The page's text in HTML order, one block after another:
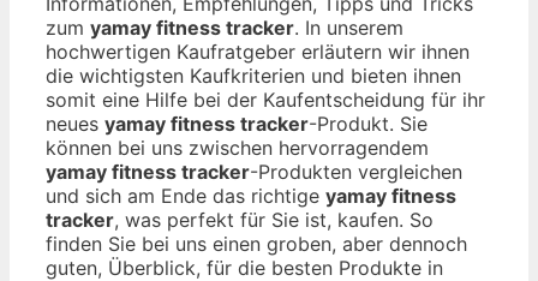
zum yamay fitness tracker. In unserem
hochwertigen Kaufratgeber erläutern wir ihnen
die wichtigsten Kaufkriterien und bieten ihnen
somit eine Hilfe bei der Kaufentscheidung für ihr
neues yamay fitness tracker-Produkt. Sie
können bei uns zwischen hervorragendem
yamay fitness tracker-Produkten vergleichen
und sich am Ende das richtige yamay fitness
tracker, was perfekt für Sie ist, kaufen. So
finden Sie bei uns einen groben, aber dennoch
guten, Überblick, für die besten Produkte in